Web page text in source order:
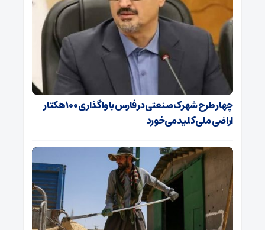
چهار طرح شهرک صنعتی در فارس با واگذاری ۱۰۰ هکتار
اراضی ملی کلید می‌خورد